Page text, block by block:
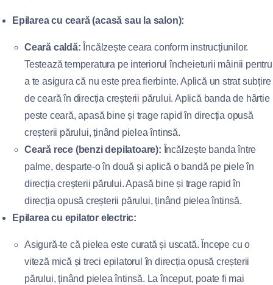
Epilarea cu ceară (acasă sau la salon):
Ceară caldă: Încălzește ceara conform instrucțiunilor.
Testează temperatura pe interiorul încheieturii mâinii pentru
a te asigura că nu este prea fierbinte. Aplică un strat subțire
de ceară în direcția creșterii părului. Aplică banda de hârtie
peste ceară, apasă bine și trage rapid în direcția opusă
creșterii părului, ținând pielea întinsă.
Ceară rece (benzi depilatoare): Încălzește banda între
palme, desparte-o în două și aplică o bandă pe piele în
direcția creșterii părului. Apasă bine și trage rapid în
direcția opusă creșterii părului, ținând pielea întinsă.
Epilarea cu epilator electric:
Asigură-te că pielea este curată și uscată. Începe cu o
viteză mică și treci epilatorul în direcția opusă creșterii
părului, ținând pielea întinsă. La început, poate fi mai